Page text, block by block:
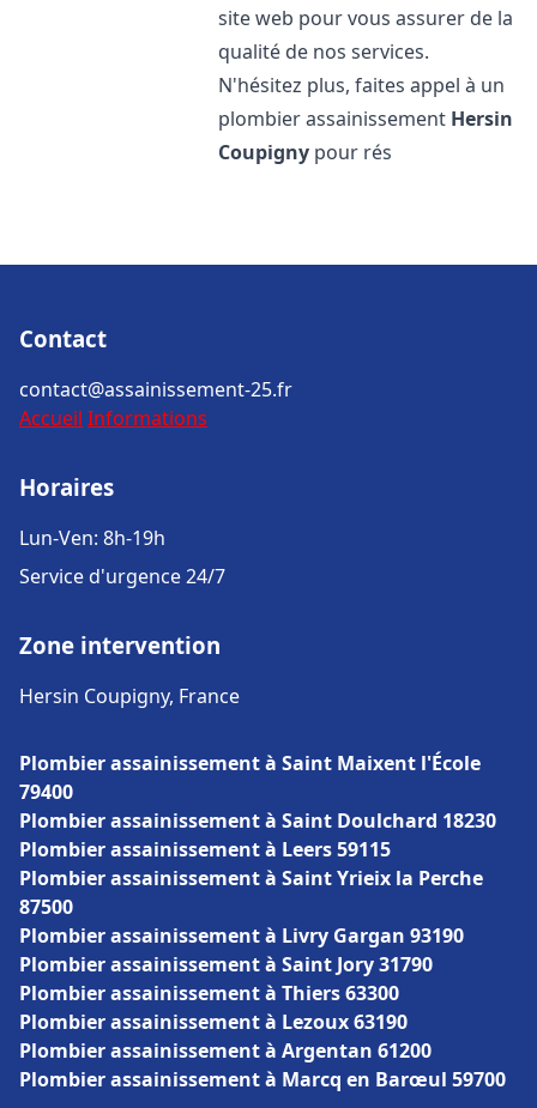
site web pour vous assurer de la
qualité de nos services.
N'hésitez plus, faites appel à un
plombier assainissement Hersin
Coupigny pour rés
Contact
contact@assainissement-25.fr
Accueil Informations
Horaires
Lun-Ven: 8h-19h
Service d'urgence 24/7
Zone intervention
Hersin Coupigny, France
Plombier assainissement à Saint Maixent l'École
79400
Plombier assainissement à Saint Doulchard 18230
Plombier assainissement à Leers 59115
Plombier assainissement à Saint Yrieix la Perche
87500
Plombier assainissement à Livry Gargan 93190
Plombier assainissement à Saint Jory 31790
Plombier assainissement à Thiers 63300
Plombier assainissement à Lezoux 63190
Plombier assainissement à Argentan 61200
Plombier assainissement à Marcq en Barœul 59700